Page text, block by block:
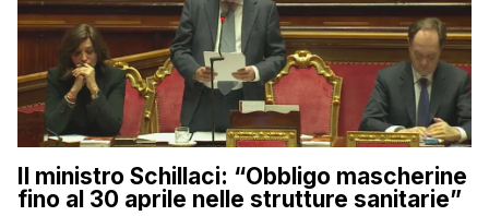
Il ministro Schillaci: “Obbligo mascherine
fino al 30 aprile nelle strutture sanitarie”